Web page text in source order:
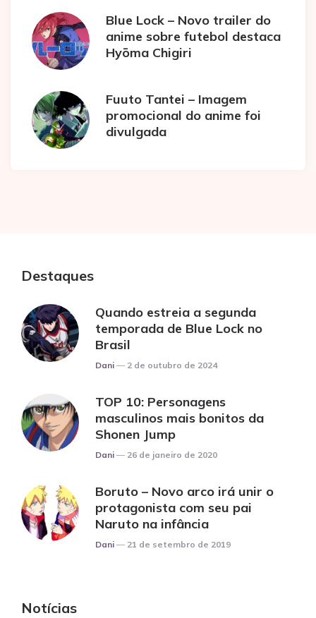
Blue Lock – Novo trailer do
anime sobre futebol destaca
Hyōma Chigiri
Fuuto Tantei – Imagem
promocional do anime foi
divulgada
Destaques
Quando estreia a segunda
temporada de Blue Lock no
Brasil
Posted
Dani 2 de outubro de 2024
TOP 10: Personagens
masculinos mais bonitos da
Shonen Jump
Posted
Dani 26 de janeiro de 2020
Boruto – Novo arco irá unir o
protagonista com seu pai
Naruto na infância
Posted
Dani 21 de setembro de 2019
Notícias